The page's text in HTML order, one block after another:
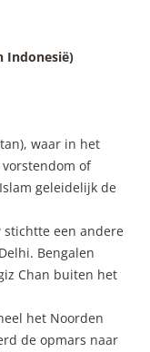
Indonesië)
waar in het
of
geleidelijk de
stichtte een andere
Bengalen
Chan buiten het
het Noorden
de opmars naar